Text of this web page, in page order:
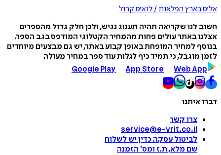
אליס בארץ הפלאות / לואיס קרול
חשוב לנו שקריאה תהיה תענוג נגיש, ולכן חלק גדול מהספרים
אצלנו באתר עולים פחות מהמחיר הקטלוגי המודפס בגב הספר.
בנוסף למחיר המופחת באופן קבוע באתר, יש גם מבצעים מיוחדים
לזמן מוגבל, כי תמיד כיף לגלות עוד ספר במחיר מעולה
Google Play
App Store Web App
דברו איתנו
צרו קשר
service@e-vrit.co.il
לביטול עסקה כדין יש לשלוח
שם מלא, ת.ז ומס' הזמנה